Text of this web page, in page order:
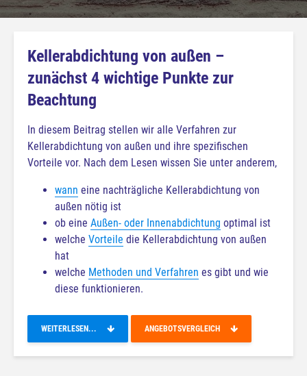
Kellerabdichtung von außen –
zunächst 4 wichtige Punkte zur
Beachtung
In diesem Beitrag stellen wir alle Verfahren zur
Kellerabdichtung von außen und ihre spezifischen
Vorteile vor. Nach dem Lesen wissen Sie unter anderem,
wann eine nachträgliche Kellerabdichtung von
außen nötig ist
ob eine Außen- oder Innenabdichtung optimal ist
welche Vorteile die Kellerabdichtung von außen
hat
welche Methoden und Verfahren es gibt und wie
diese funktionieren.
WEITERLESEN... ANGEBOTSVERGLEICH